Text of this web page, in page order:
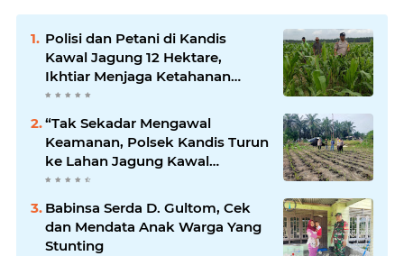
Polisi dan Petani di Kandis
Kawal Jagung 12 Hektare,
Ikhtiar Menjaga Ketahanan
Pangan
“Tak Sekadar Mengawal
Keamanan, Polsek Kandis Turun
ke Lahan Jagung Kawal
Ketahanan Pangan
Babinsa Serda D. Gultom, Cek
dan Mendata Anak Warga Yang
Stunting